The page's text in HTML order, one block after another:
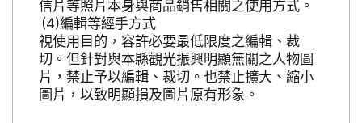
信片等照片本身與商品銷售相關之使用方式。
編輯等經手方式
視使用目的，容許必要最低限度之編輯、裁
切。但針對與本縣觀光振興明顯無關之人物圖
片，禁止予以編輯、裁切。也禁止擴大、縮小
圖片，以致明顯損及圖片原有形象。